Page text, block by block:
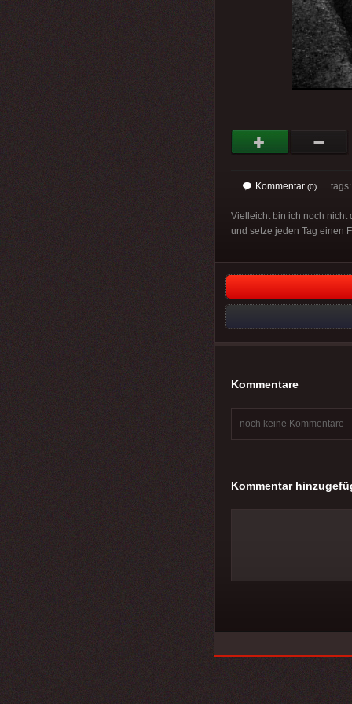
Kommentar (0)
Vielleicht bin ich noch nicht
und setze jeden Tag einen
Kommentare
noch keine Kommentare
Kommentar